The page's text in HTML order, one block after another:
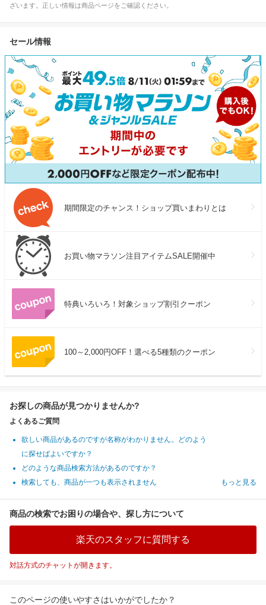
ざいます。正しい情報は商品ページをご確認ください。
セール情報
期間限定のチャンス！ショップ買いまわりとは
お買い物マラソン注目アイテムSALE開催中
特典いろいろ！対象ショップ割引クーポン
100～2,000円OFF！選べる5種類のクーポン
お探しの商品が見つかりませんか?
よくあるご質問
欲しい商品があるのですが名称がわかりません。どのよう
に探せばよいですか？
どのような商品検索方法があるのですか？
検索しても、商品が一つも表示されません
もっと見る
商品の検索でお困りの場合や、探し方について
楽天のスタッフに質問する
対話方式のチャットが開きます。
このページの使いやすさはいかがでしたか？